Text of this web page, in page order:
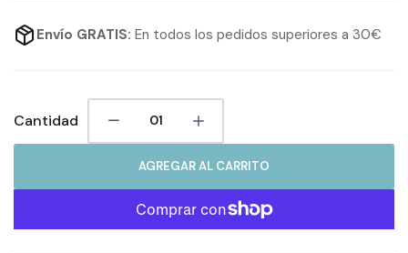
Envío GRATIS: En todos los pedidos superiores a 30€
Cantidad
AGREGAR AL CARRITO